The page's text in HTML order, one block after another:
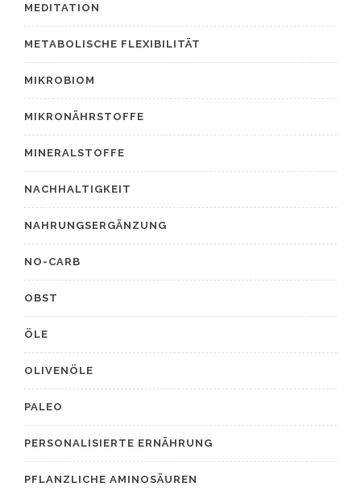
MEDITATION
METABOLISCHE FLEXIBILITÄT
MIKROBIOM
MIKRONÄHRSTOFFE
MINERALSTOFFE
NACHHALTIGKEIT
NAHRUNGSERGÄNZUNG
NO-CARB
OBST
ÖLE
OLIVENÖLE
PALEO
PERSONALISIERTE ERNÄHRUNG
PFLANZLICHE AMINOSÄUREN